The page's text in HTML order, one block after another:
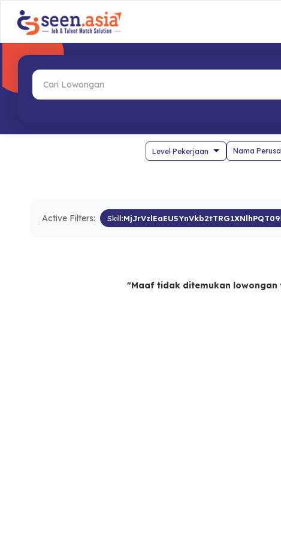
Nama
Active Filters: Skill:MjJrVzlEaEU5YnVkb2tTRG1XNlhPQT09
"Maaf tidak ditemukan lowongan